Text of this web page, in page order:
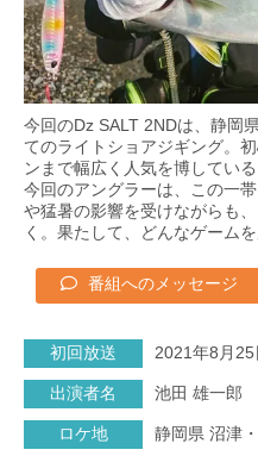
今回のDz SALT 2NDは、静岡
てのライトショアジギング。
ンまで幅広く人気を博している
今回のアングラーは、この一
や猛暑の影響を受けながらも
く。果たして、どんなゲーム
番組へのメッセージ
初回放送 2021年8月25
出演者名 池田 雄一郎
ロケ地 静岡県 沼津